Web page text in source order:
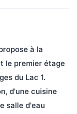
à la
le premier étage
du Lac 1.
d'une cuisine
salle d'eau